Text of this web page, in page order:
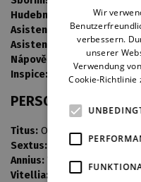
Hudební příprava: Maxim
Asistent režie: Josef
Asistent dirigenta: Jakub
Nápověda:
Viktorie
Inspice:
Petra Kuldová
PERSONEN UND
Titus: Ondřej Benek /
Sextus:
Markéta Cukrová/
Annius:
Veronika Hajnová /
Vitellia:
Lenka Pavlovič /
Wir
verbessern.
unserer
Verwendung
Cookie-Richtlinie